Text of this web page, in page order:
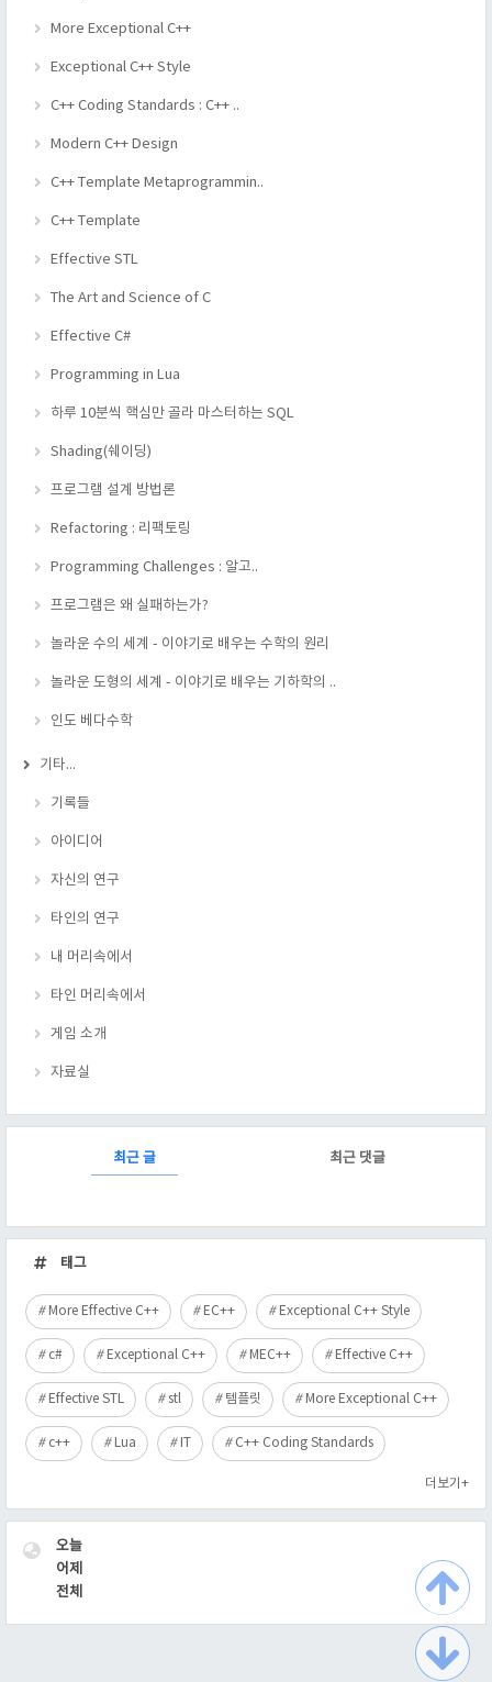
More Exceptional C++
Exceptional C++ Style
C++ Coding Standards : C++ ..
Modern C++ Design
C++ Template Metaprogrammin..
C++ Template
Effective STL
The Art and Science of C
Effective C#
Programming in Lua
하루 10분씩 핵심만 골라 마스터하는 SQL
Shading(쉐이딩)
프로그램 설계 방법론
Refactoring : 리팩토링
Programming Challenges : 알고..
프로그램은 왜 실패하는가?
놀라운 수의 세계 - 이야기로 배우는 수학의 원리
놀라운 도형의 세계 - 이야기로 배우는 기하학의 ..
인도 베다수학
기타...
기록들
아이디어
자신의 연구
타인의 연구
내 머리속에서
타인 머리속에서
게임 소개
자료실
최근 글 최근 댓글
근
글
태그
More Effective C++ EC++ Exceptional C++ Style
c# Exceptional C++ MEC++ Effective C++
Effective STL stl 템플릿 More Exceptional C++
c++ Lua IT C++ Coding Standards
더보기+
VISITOR
오늘
어제
전체